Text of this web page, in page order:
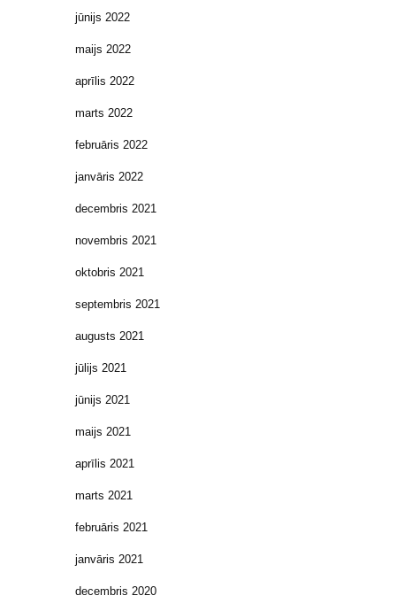
jūnijs 2022
maijs 2022
aprīlis 2022
marts 2022
februāris 2022
janvāris 2022
decembris 2021
novembris 2021
oktobris 2021
septembris 2021
augusts 2021
jūlijs 2021
jūnijs 2021
maijs 2021
aprīlis 2021
marts 2021
februāris 2021
janvāris 2021
decembris 2020